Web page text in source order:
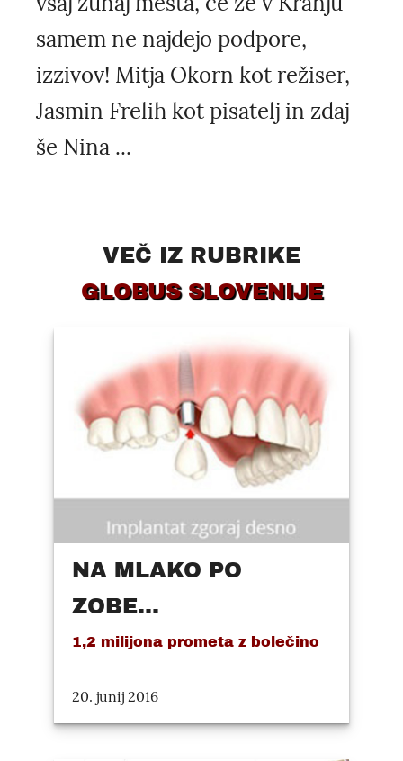
samem ne najdejo podpore,
izzivov! Mitja Okorn kot režiser,
Jasmin Frelih kot pisatelj in zdaj
še Nina ...
VEČ IZ RUBRIKE
GLOBUS SLOVENIJE
NA MLAKO PO
ZOBE...
1,2 milijona prometa z bolečino
20. junij 2016